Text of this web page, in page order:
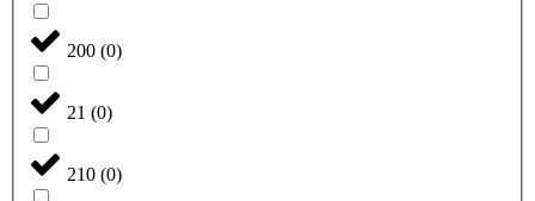
200 (0)
21 (0)
210 (0)